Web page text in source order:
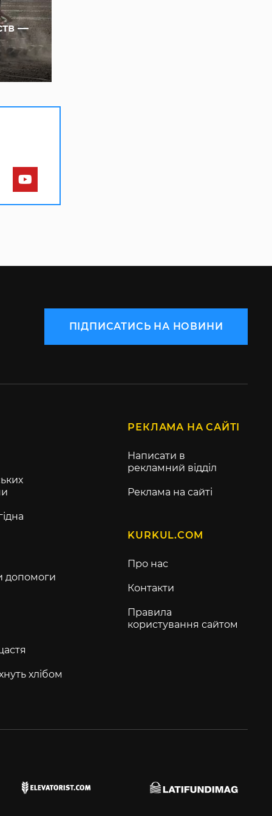
—
ПІДПИСАТИСЬ НА НОВИНИ
допомоги
хлібом
РЕКЛАМА НА САЙТІ
Написати в
рекламний відділ
Реклама на сайті
KURKUL.COM
Про нас
Контакти
Правила
користування сайтом